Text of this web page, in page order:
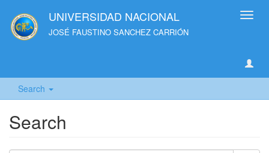
UNIVERSIDAD NACIONAL
JOSÉ FAUSTINO SANCHEZ CARRIÓN
Search
Search